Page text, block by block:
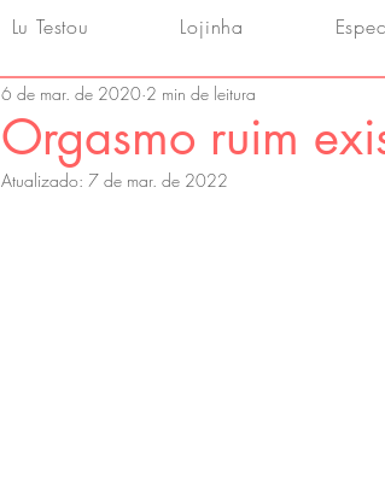
Lu Testou Lojinha
Orgasmo ruim
6 de mar. de 2020 2 min de leitura
Atualizado: 7 de mar. de 2022